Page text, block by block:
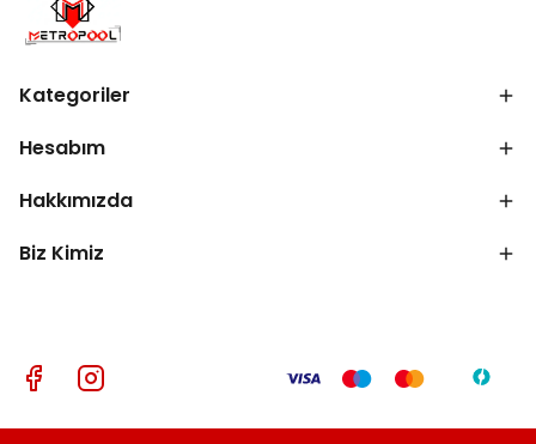
Kategoriler
Hesabım
Hakkımızda
Biz Kimiz